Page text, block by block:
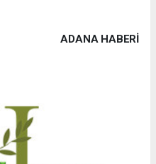
ADANA HABERİ